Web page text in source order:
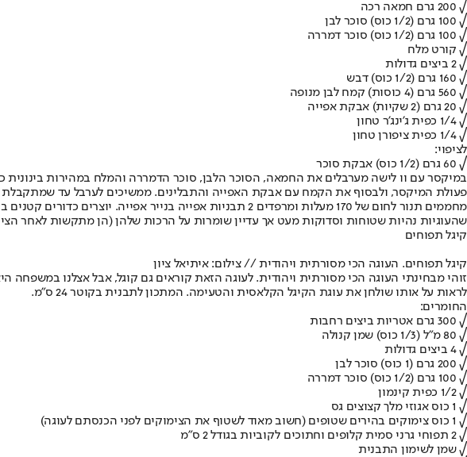
√ 200 גרם חמאה רכה
√ 100 גרם (1/2 כוס) סוכר לבן
√ 100 גרם (1/2 כוס) סוכר דמררה
√ קורט מלח
√ 2 ביצים גדולות
√ 160 גרם (1/2 כוס) דבש
√ 560 גרם (4 כוסות) קמח לבן מנופה
√ 20 גרם (2 שקיות) אבקת אפייה
√ 1/4 כפית ג'ינג'ר טחון
√ 1/4 כפית ציפורן טחון
לציפוי:
√ 60 גרם (1/2 כוס) אבקת סוכר
פעולת המיקסר, ולבסוף את הקמח עם אבקת האפייה והתבלינים. ממשיכים לערבל עד שמתקבלת
שהעוגיות נהיות שטוחות וסדוקות מעט אך עדיין שומרות על הרכות שלהן (הן מתקשות לאחר
קיגל תפוחים
קיגל תפוחים. העוגה הכי מסורתית ויהודית // צילום: איתיאל ציון
זוהי מבחינתי העוגה הכי מסורתית ויהודית. לעוגה הזאת קוראים גם קוגל, אבל אצלנו
לראות על אותו שולחן את עוגת הקיגל הקלאסית והטעימה. המתכון לתבנית בקוטר 24 ס"מ.
החומרים:
√ 300 גרם אטריות ביצים רחבות
√ 80 מ"ל (1/3 כוס) שמן קנולה
√ 4 ביצים גדולות
√ 200 גרם (1 כוס) סוכר לבן
√ 100 גרם (1/2 כוס) סוכר דמררה
√ 1/2 כפית קינמון
√ 1 כוס אגוזי מלך קצוצים גס
√ 1 כוס צימוקים בהירים שטופים (חשוב מאוד לשטוף את הצימוקים לפני הכנסתם לעוגה)
√ 2 תפוחי גרני סמית קלופים וחתוכים לקוביות בגודל 2 ס"מ
√ שמן לשימון התבנית